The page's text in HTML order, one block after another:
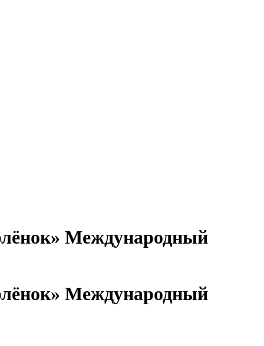
Международный
Международный